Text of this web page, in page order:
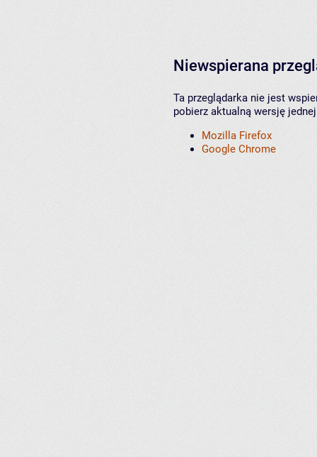
Niewspierana
Ta przeglądarka nie jest
pobierz aktualną wersję
Mozilla Firefox
Google Chrome